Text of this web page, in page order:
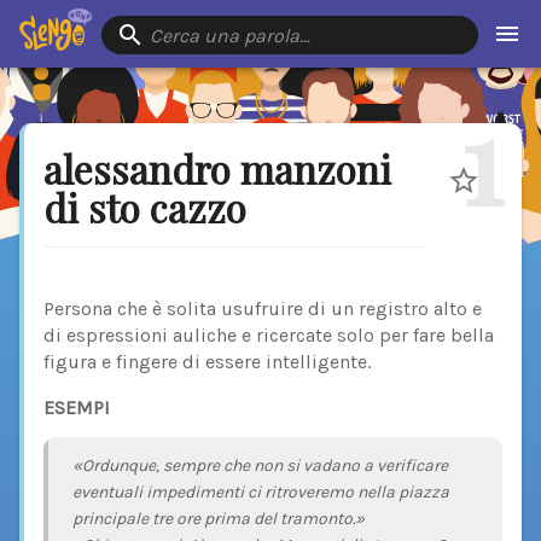
Cerca una parola…
alessandro manzoni
di sto cazzo 1
Persona che è solita usufruire di un registro alto e
di espressioni auliche e ricercate solo per fare bella
figura e fingere di essere intelligente.
ESEMPI
«Ordunque, sempre che non si vadano a verificare
eventuali impedimenti ci ritroveremo nella piazza
principale tre ore prima del tramonto.»